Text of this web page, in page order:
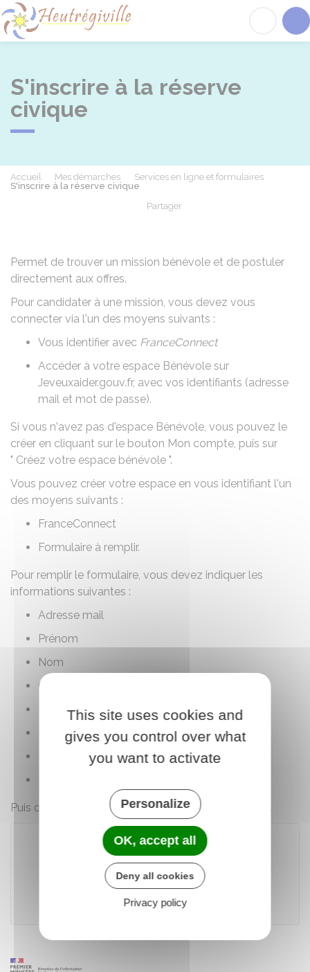
S'inscrire à la réserve
civique
Accueil Mes démarches
Services en ligne et formulaires
S'inscrire à la réserve civique
Partager
Permet de trouver un mission bénévole et de postuler
directement aux offres.
Pour candidater à une mission, vous devez vous
connecter via l'un des moyens suivants :
Vous identifier avec FranceConnect
Accéder à votre espace Bénévole sur
Jeveuxaider.gouv.fr, avec vos identifiants (adresse
mail et mot de passe).
Si vous n'avez pas d'espace Bénévole, vous pouvez le
créer en cliquant sur le bouton Mon compte, puis sur
" Créez votre espace bénévole ".
Vous pouvez créer votre espace en vous identifiant l'un
des moyens suivants :
FranceConnect
Formulaire à remplir.
Pour remplir le formulaire, vous devez indiquer les
informations suivantes :
Adresse mail
Prénom
Nom
Code postal
Pays de résidence
Numéro de portable
Date de naissance
Puis cliquez sur " Je m'inscris en tant que bénévole ".
Accéder au téléservice
Ministère chargé de l'intérieur
This site uses cookies and
gives you control over what
you want to activate
Personalize
OK, accept all
Deny all cookies
Privacy policy